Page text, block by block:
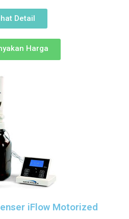
Detail
Harga
iFlow Motorized